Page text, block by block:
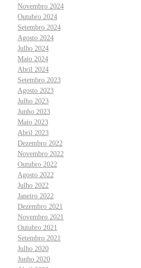
Novembro 2024
Outubro 2024
Setembro 2024
Agosto 2024
Julho 2024
Maio 2024
Abril 2024
Setembro 2023
Agosto 2023
Julho 2023
Junho 2023
Maio 2023
Abril 2023
Dezembro 2022
Novembro 2022
Outubro 2022
Agosto 2022
Julho 2022
Janeiro 2022
Dezembro 2021
Novembro 2021
Outubro 2021
Setembro 2021
Julho 2020
Junho 2020